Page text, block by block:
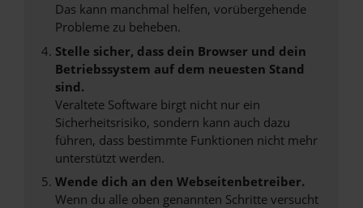
Das kann manchmal helfen, vorübergehende
Probleme zu beheben.
Stelle sicher, dass dein Browser und dein
Betriebssystem auf dem neuesten Stand
sind.
Veraltete Software birgt nicht nur ein
Sicherheitsrisiko, sondern kann auch dazu
führen, dass bestimmte Funktionen nicht mehr
unterstützt werden.
Wende dich an den Webseitenbetreiber.
Wenn du alle oben genannten Schritte versucht